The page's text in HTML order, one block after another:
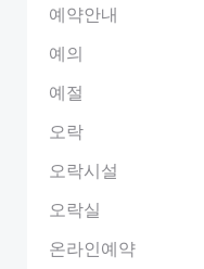
예약안내
예의
예절
오락
오락시설
오락실
온라인예약